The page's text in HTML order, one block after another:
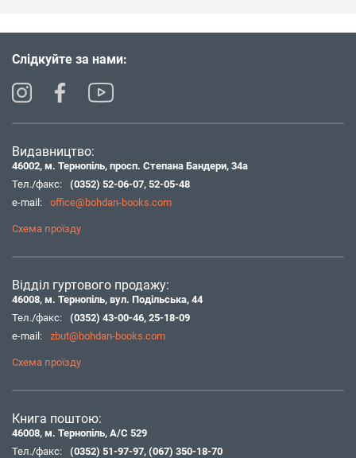
Слідкуйте за нами:
Видавництво:
46002, м. Тернопіль, просп. Степана Бандери, 34а
Тел./факс:
(0352) 52-06-07, 52-05-48
e-mail:
office@bohdan-books.com
Схема проїзду
Відділ гуртового продажу:
46008, м. Тернопіль, вул. Подільська, 44
Тел./факс:
(0352) 43-00-46, 25-18-09
e-mail:
zbut@bohdan-books.com
Схема проїзду
Книга поштою:
46008, м. Тернопіль, А/С 529
Тел./факс:
(0352) 51-97-97, (067) 350-18-70